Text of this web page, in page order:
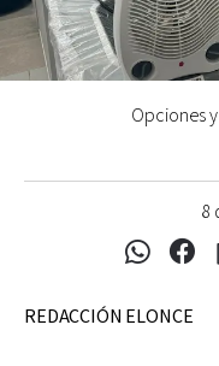
8
Opciones
REDACCIÓN ELONCE